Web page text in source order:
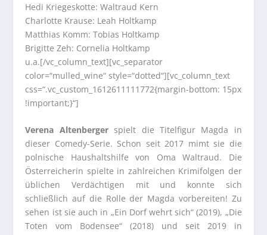
Hedi Kriegeskotte: Waltraud Kern
Charlotte Krause: Leah Holtkamp
Matthias Komm: Tobias Holtkamp
Brigitte Zeh: Cornelia Holtkamp
u.a.[/vc_column_text][vc_separator
color=“mulled_wine“ style=“dotted“][vc_column_text
css=“.vc_custom_1612611111772{margin-bottom: 15px
!important;}“]
Verena Altenbergerspielt die Titelfigur Magda in
dieser Comedy-Serie. Schon seit 2017 mimt sie die
polnische Haushaltshilfe von Oma Waltraud. Die
Österreicherin spielte in zahlreichen Krimifolgen der
üblichen Verdächtigen mit und konnte sich
schließlich auf die Rolle der Magda vorbereiten! Zu
sehen ist sie auch in „Ein Dorf wehrt sich“ (2019), „Die
Toten vom Bodensee“ (2018) und seit 2019 in